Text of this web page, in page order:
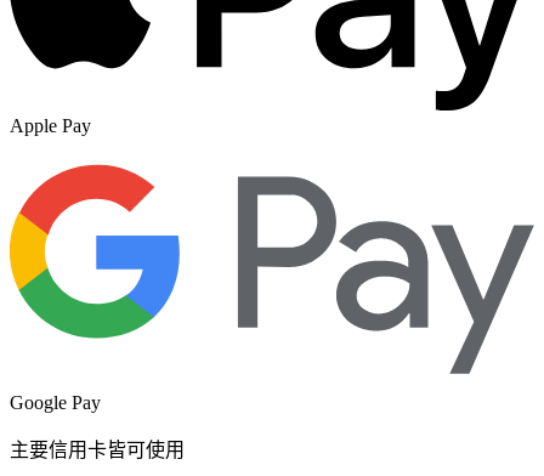
Apple Pay
Google Pay
主要信用卡皆可使用